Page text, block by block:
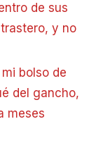
de sus
y no
bolso de
del gancho,
meses